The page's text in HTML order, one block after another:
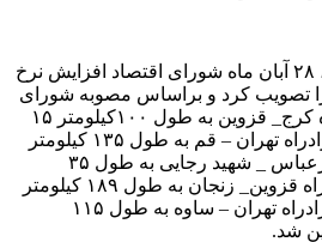
به گزارش همشهری آنلاین، ۲۸ آبان ماه شورای اقتصاد افزایش نرخ
تصویب کرد و براساس مصوبه شورای
اقتصاد نرخ عوارض آزاد راه کرج_ قزوین به طول ۱۰۰کیلومتر ۱۵
هزار تومان، نرخ عوارض آزادراه تهران – قم به طول ۱۳۵ کیلومتر
۱۵ هزار تومان، آزادراه بندرعباس _ شهید رجایی به طول ۳۵
کیلومتر ۸۹۰۰ تومان، آزاد راه قزوین_ زنجان به طول ۱۸۹ کیلومتر
۳۵ هزار تومان و عوارض آزادراه تهران – ساوه به طول ۱۱۵